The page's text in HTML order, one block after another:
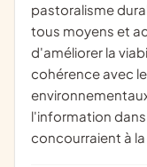
pastoralisme
tous moyens et
d'améliorer la
cohérence avec
l'information
concourraient à